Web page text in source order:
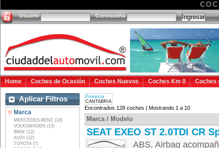
Usuario Contraseña
Home Coches de Ocasión Coches Nuevos Coches Km 0 Coches
Aplicar Filtros
Marca
MERCEDES-BENZ (18)
VOLKSWAGEN (13)
BMW (12)
AUDI (12)
TOYOTA (7)
Provincia
CANTABRIA
Encontrados 128 coches | Mostrando 1 a 10
Marca / Modelo
SEAT EXEO ST 2.0TDI CR
ABS, Airbag